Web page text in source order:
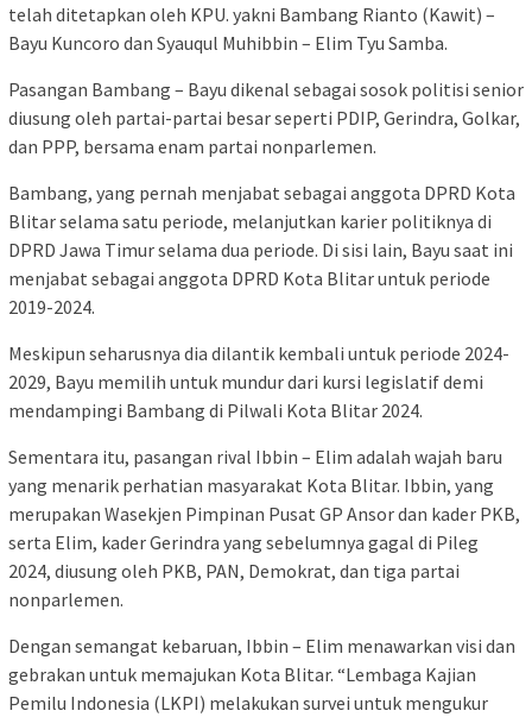
telah ditetapkan oleh KPU. yakni Bambang Rianto (Kawit) –
Bayu Kuncoro dan Syauqul Muhibbin – Elim Tyu Samba.
Pasangan Bambang – Bayu dikenal sebagai sosok politisi senior
diusung oleh partai-partai besar seperti PDIP, Gerindra, Golkar,
dan PPP, bersama enam partai nonparlemen.
Bambang, yang pernah menjabat sebagai anggota DPRD Kota
Blitar selama satu periode, melanjutkan karier politiknya di
DPRD Jawa Timur selama dua periode. Di sisi lain, Bayu saat ini
menjabat sebagai anggota DPRD Kota Blitar untuk periode
2019-2024.
Meskipun seharusnya dia dilantik kembali untuk periode 2024-
2029, Bayu memilih untuk mundur dari kursi legislatif demi
mendampingi Bambang di Pilwali Kota Blitar 2024.
Sementara itu, pasangan rival Ibbin – Elim adalah wajah baru
yang menarik perhatian masyarakat Kota Blitar. Ibbin, yang
merupakan Wasekjen Pimpinan Pusat GP Ansor dan kader PKB,
serta Elim, kader Gerindra yang sebelumnya gagal di Pileg
2024, diusung oleh PKB, PAN, Demokrat, dan tiga partai
nonparlemen.
Dengan semangat kebaruan, Ibbin – Elim menawarkan visi dan
gebrakan untuk memajukan Kota Blitar. “Lembaga Kajian
Pemilu Indonesia (LKPI) melakukan survei untuk mengukur